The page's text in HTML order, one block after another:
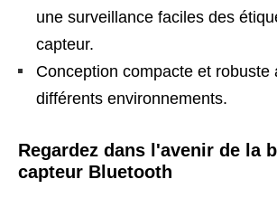
une surveillance faciles des
capteur.
Conception compacte et robuste
différents environnements.
Regardez dans l'avenir de la
capteur Bluetooth